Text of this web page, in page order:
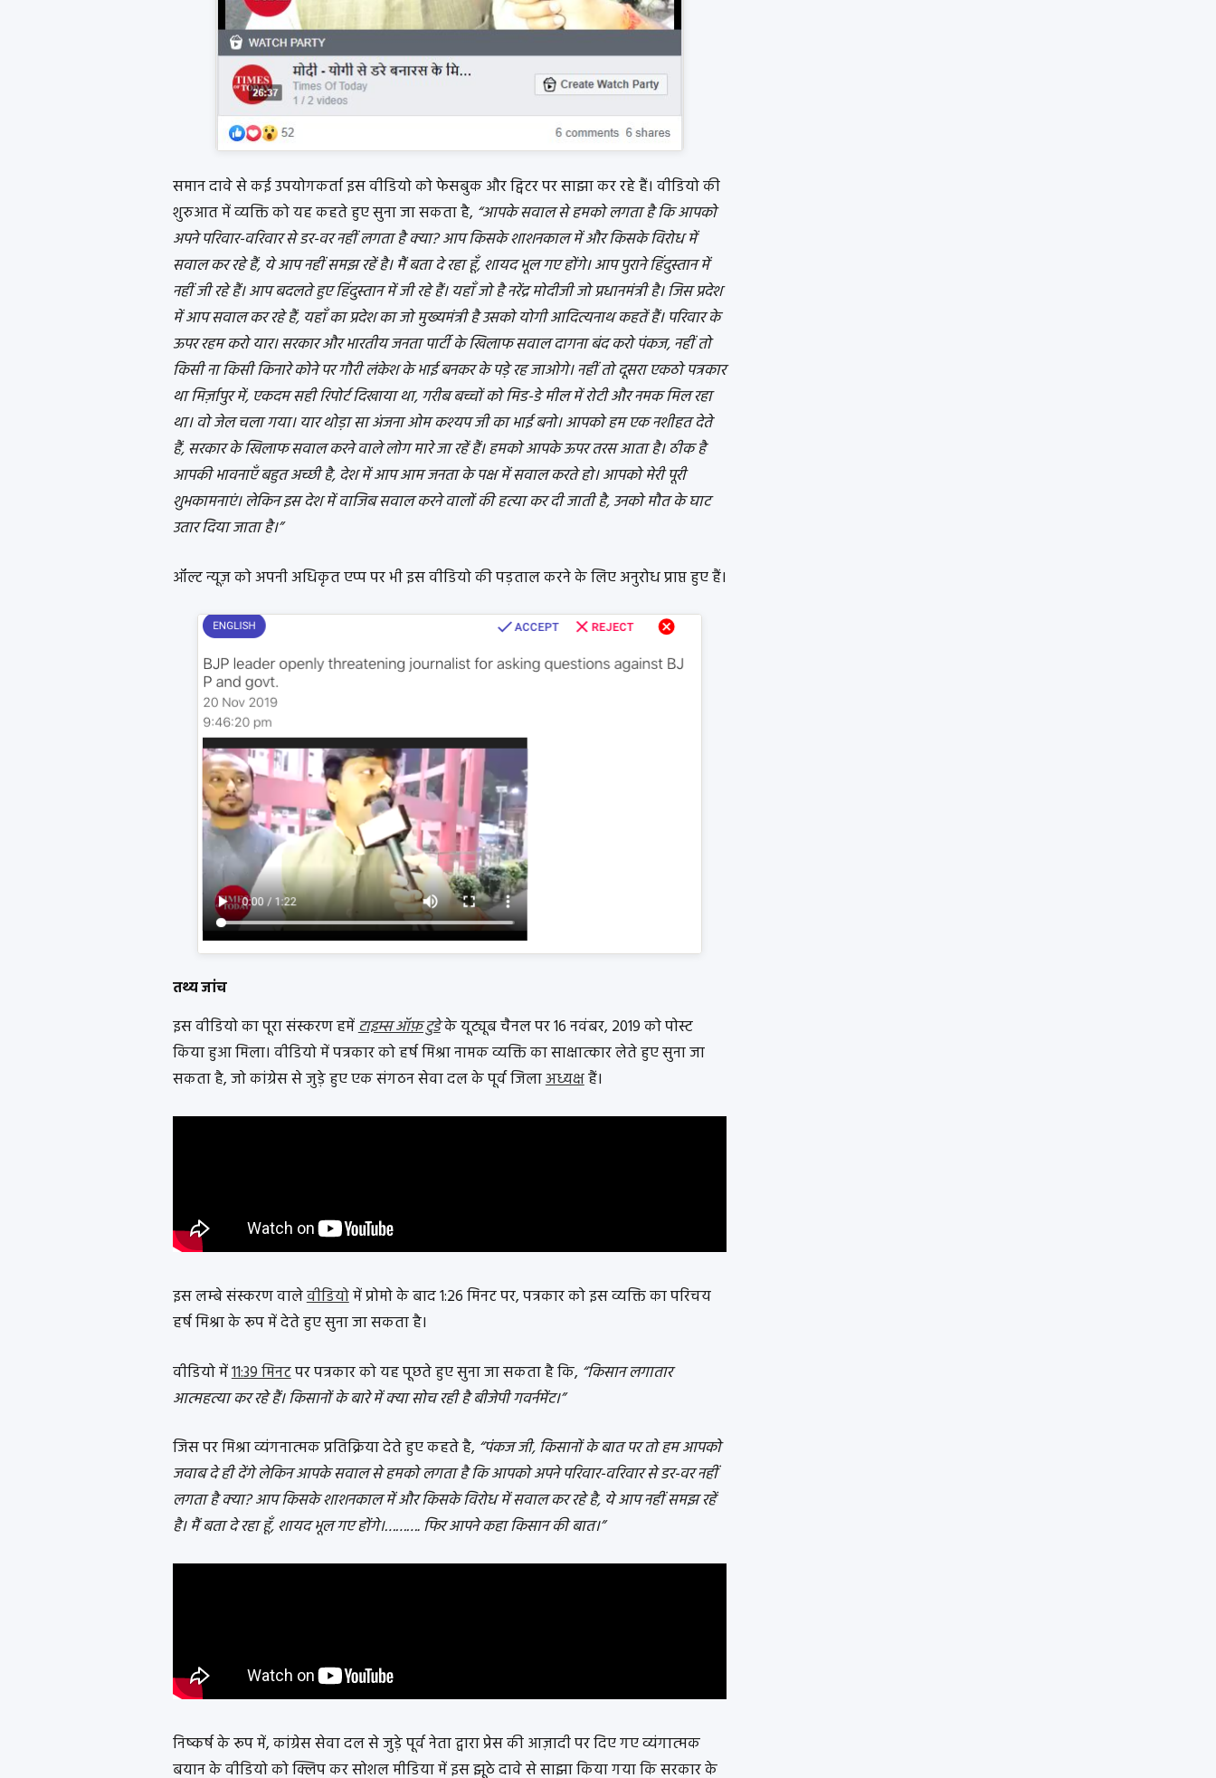
समान दावे से कई उपयोगकर्ता इस वीडियो को फेसबुक और ट्विटर पर साझा कर रहे हैं। वीडियो की
शुरुआत में व्यक्ति को यह कहते हुए सुना जा सकता है, “आपके सवाल से हमको लगता है कि आपको
अपने परिवार-वरिवार से डर-वर नहीं लगता है क्या? आप किसके शाशनकाल में और किसके विरोध में
सवाल कर रहे हैं, ये आप नहीं समझ रहें है। मैं बता दे रहा हूँ, शायद भूल गए होंगे। आप पुराने हिंदुस्तान में
नहीं जी रहे हैं। आप बदलते हुए हिंदुस्तान में जी रहे हैं। यहाँ जो है नरेंद्र मोदीजी जो प्रधानमंत्री है। जिस प्रदेश
में आप सवाल कर रहे हैं, यहाँ का प्रदेश का जो मुख्यमंत्री है उसको योगी आदित्यनाथ कहतें हैं। परिवार के
ऊपर रहम करो यार। सरकार और भारतीय जनता पार्टी के खिलाफ सवाल दागना बंद करो पंकज, नहीं तो
किसी ना किसी किनारे कोने पर गौरी लंकेश के भाई बनकर के पड़े रह जाओगे। नहीं तो दूसरा एकठो पत्रकार
था मिर्ज़ापुर में, एकदम सही रिपोर्ट दिखाया था, गरीब बच्चों को मिड-डे मील में रोटी और नमक मिल रहा
था। वो जेल चला गया। यार थोड़ा सा अंजना ओम कश्यप जी का भाई बनो। आपको हम एक नशीहत देते
हैं, सरकार के खिलाफ सवाल करने वाले लोग मारे जा रहें हैं। हमको आपके ऊपर तरस आता है। ठीक है
आपकी भावनाएँ बहुत अच्छी है, देश में आप आम जनता के पक्ष में सवाल करते हो। आपको मेरी पूरी
शुभकामनाएं। लेकिन इस देश में वाजिब सवाल करने वालों की हत्या कर दी जाती है, उनको मौत के घाट
उतार दिया जाता है।”
ऑल्ट न्यूज़ को अपनी अधिकृत एप्प पर भी इस वीडियो की पड़ताल करने के लिए अनुरोध प्राप्त हुए हैं।
तथ्य जांच
इस वीडियो का पूरा संस्करण हमेंटाइम्स ऑफ़ टुडेके यूट्यूब चैनल पर 16 नवंबर, 2019 को पोस्ट
किया हुआ मिला। वीडियो में पत्रकार को हर्ष मिश्रा नामक व्यक्ति का साक्षात्कार लेते हुए सुना जा
सकता है, जो कांग्रेस से जुड़े हुए एक संगठन सेवा दल के पूर्व जिलाअध्यक्षहैं।
इस लम्बे संस्करण वालेवीडियोमें प्रोमो के बाद 1:26 मिनट पर, पत्रकार को इस व्यक्ति का परिचय
हर्ष मिश्रा के रूप में देते हुए सुना जा सकता है।
वीडियो में11:39 मिनटपर पत्रकार को यह पूछते हुए सुना जा सकता है कि, “किसान लगातार
आत्महत्या कर रहे हैं। किसानों के बारे में क्या सोच रही है बीजेपी गवर्नमेंट।”
जिस पर मिश्रा व्यंगनात्मक प्रतिक्रिया देते हुए कहते है, “पंकज जी, किसानों के बात पर तो हम आपको
जवाब दे ही देंगे लेकिन आपके सवाल से हमको लगता है कि आपको अपने परिवार-वरिवार से डर-वर नहीं
लगता है क्या? आप किसके शाशनकाल में और किसके विरोध में सवाल कर रहे है, ये आप नहीं समझ रहें
है। मैं बता दे रहा हूँ, शायद भूल गए होंगे।………. फिर आपने कहा किसान की बात।”
निष्कर्ष के रूप में, कांग्रेस सेवा दल से जुड़े पूर्व नेता द्वारा प्रेस की आज़ादी पर दिए गए व्यंगात्मक
बयान के वीडियो को क्लिप कर सोशल मीडिया में इस झूठे दावे से साझा किया गया कि सरकार के